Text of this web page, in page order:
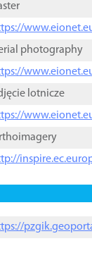
photography
lotnicze